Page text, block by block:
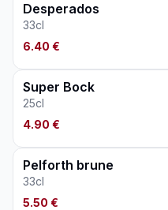
Desperados
33cl
6.40 €
Super Bock
25cl
4.90 €
Pelforth brune
33cl
5.50 €